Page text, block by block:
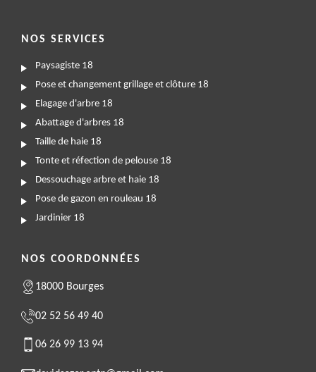
NOS SERVICES
Paysagiste 18
Pose et changement grillage et clôture 18
Elagage d'arbre 18
Abattage d'arbres 18
Taille de haie 18
Tonte et réfection de pelouse 18
Dessouchage arbre et haie 18
Pose de gazon en rouleau 18
Jardinier 18
NOS COORDONNÉES
18000 Bourges
02 52 56 49 40
06 26 99 13 94